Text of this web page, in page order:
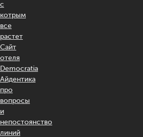
с
котрым
все
растет
Сайт
отеля
Democratia
Айдентика
про
вопросы
и
непостоянство
линий